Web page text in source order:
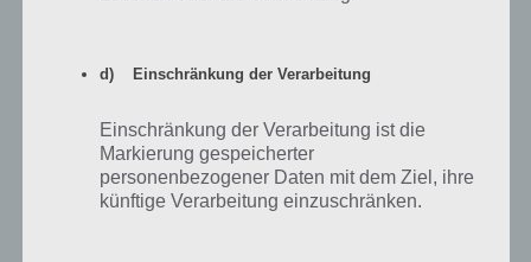
14. Dieses bringst du nun oben an der goldenen Scheibe an. Dadurch
eingetragen werden. Es handelt sich um die Symbole, die wir euch
bereits bei Punkt 9 gezeigt hatten. Trotzdem haben wir für euch
nochmal das ganze als Screenshot:
d) Einschränkung der Verarbeitung
Einschränkung der Verarbeitung ist die
Markierung gespeicherter
personenbezogener Daten mit dem Ziel, ihre
künftige Verarbeitung einzuschränken.